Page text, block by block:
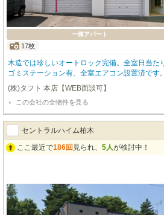
一棟アパート
17枚
木造では珍しいオートロック完備。全室日当た
ゴミステーション有、全室エアコン設置済です
ーソドックスながらも美しくまとまった室内。
維持しています。家賃UPの余地もまだ残されて
合責任免責・別途自動販売機収入あり（昨シー
渡し
(株)タフト 本店【WEB面談可】
この会社の全物件を見る
セントラルハイム柏木
ここ最近で186回 見られ、 5人が検討中！